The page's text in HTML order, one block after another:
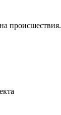
происшествия.